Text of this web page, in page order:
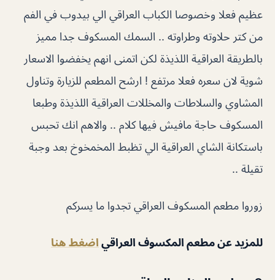
عظيم فعلا وخصوصا الكباب العراقي الي بيدوب في الفم
من كتر حلاوته وطراوته .. السمك المسكوف جدا مميز
بالطريقة العراقية اللذيذة لكن اتمنى انهم يخفضوا الاسعار
شوية لان سعره فعلا مرتفع ! ارشح المطعم للزيارة وتناول
المشاوي والسلاطات والمخللات العراقية اللذيذة وطبعا
المسكوف حاجة مافيش فيها كلام .. والاهم انك تحبس
باستكانة الشاي العراقية الي تظبط المخمخوخ بعد وجبة
تقيلة ..
زوروا مطعم المسكوف العراقي تجدوا ما يسركم
للمزيد عن مطعم المكسوف العراقي اضغط هنا